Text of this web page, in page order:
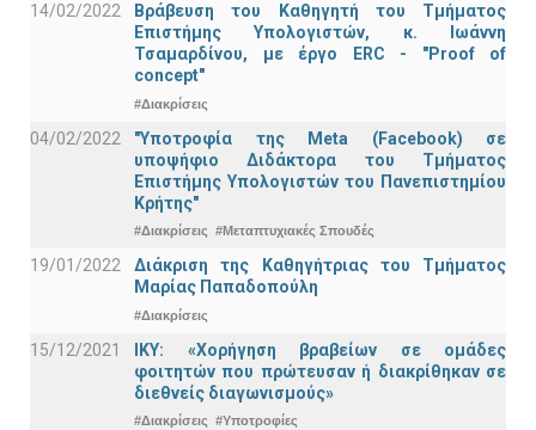
14/02/2022
Βράβευση του Καθηγητή του Τμήματος
Επιστήμης Υπολογιστών, κ. Ιωάννη
Τσαμαρδίνου, με έργο ERC - "Proof of
concept"
#Διακρίσεις
04/02/2022
"Υποτροφία της Meta (Facebook) σε
υποψήφιο Διδάκτορα του Τμήματος
Επιστήμης Υπολογιστών του Πανεπιστημίου
Κρήτης"
#Διακρίσεις #Μεταπτυχιακές Σπουδές
19/01/2022
Διάκριση της Καθηγήτριας του Τμήματος
Μαρίας Παπαδοπούλη
#Διακρίσεις
15/12/2021
IKY: «Χορήγηση βραβείων σε ομάδες
φοιτητών που πρώτευσαν ή διακρίθηκαν σε
διεθνείς διαγωνισμούς»
#Διακρίσεις #Υποτροφίες